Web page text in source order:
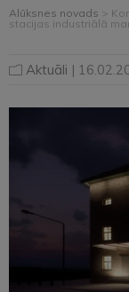
Alūksnes novads >
stacijas industriālā
Aktuāli |